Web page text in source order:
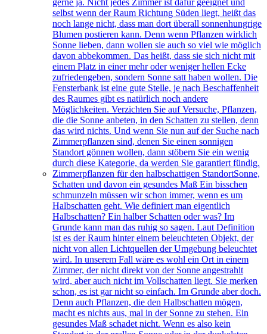
gerne ja. Nicht jedes Zimmer ist dafür geeignet und
selbst wenn der Raum Richtung Süden liegt, heißt das
noch lange nicht, dass man dort überall sonnenhungrige
Blumen postieren kann. Denn wenn Pflanzen wirklich
Sonne lieben, dann wollen sie auch so viel wie möglich
davon abbekommen. Das heißt, dass sie sich nicht mit
einem Platz in einer mehr oder weniger hellen Ecke
zufriedengeben, sondern Sonne satt haben wollen. Die
Fensterbank ist eine gute Stelle, je nach Beschaffenheit
des Raumes gibt es natürlich noch andere
Möglichkeiten. Verzichten Sie auf Versuche, Pflanzen,
die die Sonne anbeten, in den Schatten zu stellen, denn
das wird nichts. Und wenn Sie nun auf der Suche nach
Zimmerpflanzen sind, denen Sie einen sonnigen
Standort gönnen wollen, dann stöbern Sie ein wenig
durch diese Kategorie, da werden Sie garantiert fündig.
Zimmerpflanzen für den halbschattigen StandortSonne,
Schatten und davon ein gesundes Maß Ein bisschen
schmunzeln müssen wir schon immer, wenn es um
Halbschatten geht. Wie definiert man eigentlich
Halbschatten? Ein halber Schatten oder was? Im
Grunde kann man das ruhig so sagen. Laut Definition
ist es der Raum hinter einem beleuchteten Objekt, der
nicht von allen Lichtquellen der Umgebung beleuchtet
wird. In unserem Fall wäre es wohl ein Ort in einem
Zimmer, der nicht direkt von der Sonne angestrahlt
wird, aber auch nicht im Vollschatten liegt. Sie merken
schon, es ist gar nicht so einfach. Im Grunde aber doch.
Denn auch Pflanzen, die den Halbschatten mögen,
macht es nichts aus, mal in der Sonne zu stehen. Ein
gesundes Maß schadet nicht. Wenn es also kein